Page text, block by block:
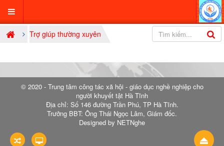
Trợ giúp thường xuyên
© 2020 - Trung tâm công tác xã hội - giáo dục nghề nghiệp cho
người khuyết tật Hà Tĩnh
Địa chỉ: Số 146 đường Trần Phú, TP Hà Tĩnh.
Trưởng BBT: Ông Thái Ngọc Lâm, Giám đốc.
Designed by NETNghe